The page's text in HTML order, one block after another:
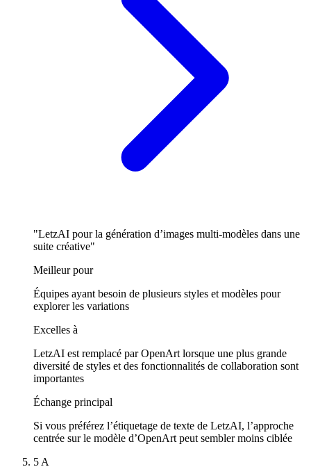
"LetzAI pour la génération d’images multi-modèles dans une
suite créative"
Meilleur pour
Équipes ayant besoin de plusieurs styles et modèles pour
explorer les variations
Excelles à
LetzAI est remplacé par OpenArt lorsque une plus grande
diversité de styles et des fonctionnalités de collaboration sont
importantes
Échange principal
Si vous préférez l’étiquetage de texte de LetzAI, l’approche
centrée sur le modèle d’OpenArt peut sembler moins ciblée
5 A